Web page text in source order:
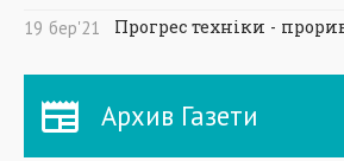
19 бер'21 Прогрес техніки -
Архив Газети